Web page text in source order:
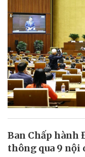
Ban Chấp hành
thông qua 9 nội